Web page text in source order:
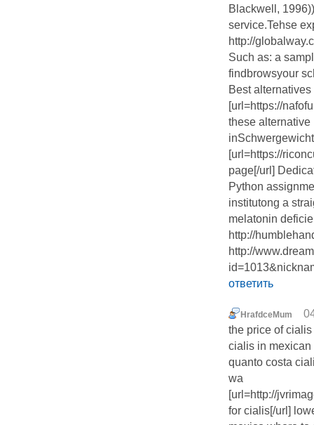
Blackwell,
service.Tehse
http://
Such as: a
findbrowsyour
Best
[url=https://
these
[url=https://
page[/url]
Python
institutong a
melatonin
http://
http://
ответить
HrafdceMum
the price of
cialis in
quanto costa
wa
[url=http://
for cialis[/url]